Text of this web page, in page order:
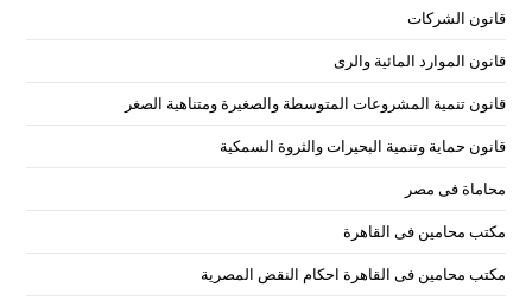
قانون الشركات
قانون الموارد المائية والرى
قانون تنمية المشروعات المتوسطة والصغيرة ومتناهية الصغر
قانون حماية وتنمية البحيرات والثروة السمكية
محاماة فى مصر
مكتب محامين فى القاهرة
مكتب محامين فى القاهرة احكام النقض المصرية